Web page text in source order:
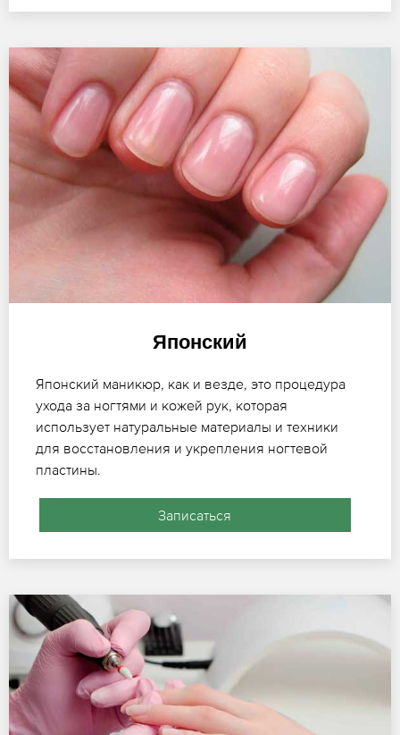
Японский
Японский маникюр, как и везде, это процедура
ухода за ногтями и кожей рук, которая
использует натуральные материалы и техники
для восстановления и укрепления ногтевой
пластины.
Записаться